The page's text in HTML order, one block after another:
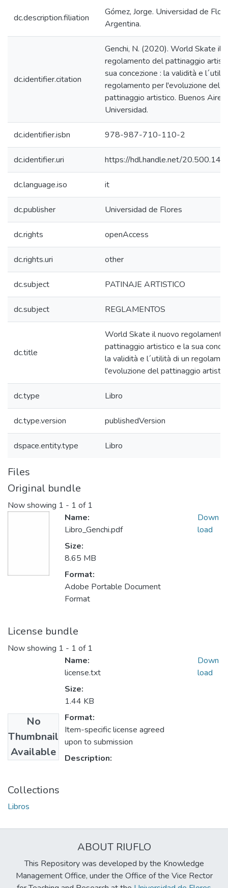
dc.description.filiation
Gómez, Jorge. Universidad de
Argentina.
dc.identifier.citation
Genchi, N. (2020). World Skate il
regolamento del pattinaggio
sua concezione : la validità e
regolamento per l'evoluzione del
pattinaggio artistico. Buenos
Universidad.
dc.identifier.isbn 978-987-710-110-2
dc.identifier.uri https://hdl.handle.net/
dc.language.iso it
dc.publisher Universidad de Flores
dc.rights openAccess
dc.rights.uri other
dc.subject PATINAJE ARTISTICO
dc.subject REGLAMENTOS
dc.title
World Skate il nuovo
pattinaggio artistico e la sua
la validità e l´utilità di un
l'evoluzione del pattinaggio
dc.type Libro
dc.type.version publishedVersion
dspace.entity.type Libro
Files
Original bundle
Now showing 1 - 1 of 1
Name:
Libro_Genchi.pdf
Size:
8.65 MB
Format:
Adobe Portable Document
Format
Down
load
License bundle
Now showing 1 - 1 of 1
No
Thumbnail
Available
Name:
license.txt
Size:
1.44 KB
Format:
Item-specific license agreed
upon to submission
Description:
Down
load
Collections
Libros
ABOUT RIUFLO
This Repository was developed by the Knowledge
Management Office, under the Office of the Vice Rector